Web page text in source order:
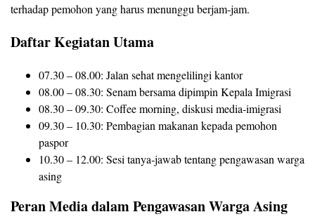
terhadap pemohon yang harus menunggu berjam‑jam.
Daftar Kegiatan Utama
07.30 – 08.00: Jalan sehat mengelilingi kantor
08.00 – 08.30: Senam bersama dipimpin Kepala Imigrasi
08.30 – 09.30: Coffee morning, diskusi media‑imigrasi
09.30 – 10.30: Pembagian makanan kepada pemohon
paspor
10.30 – 12.00: Sesi tanya‑jawab tentang pengawasan warga
asing
Peran Media dalam Pengawasan Warga Asing